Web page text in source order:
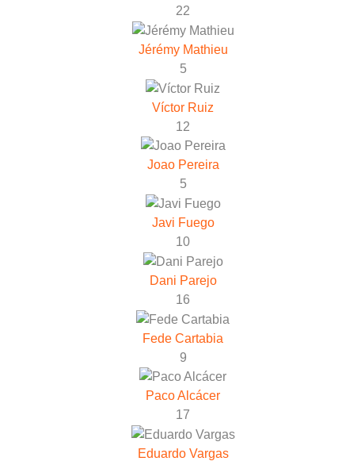
22
Jérémy Mathieu
5
Víctor Ruiz
12
Joao Pereira
5
Javi Fuego
10
Dani Parejo
16
Fede Cartabia
9
Paco Alcácer
17
Eduardo Vargas